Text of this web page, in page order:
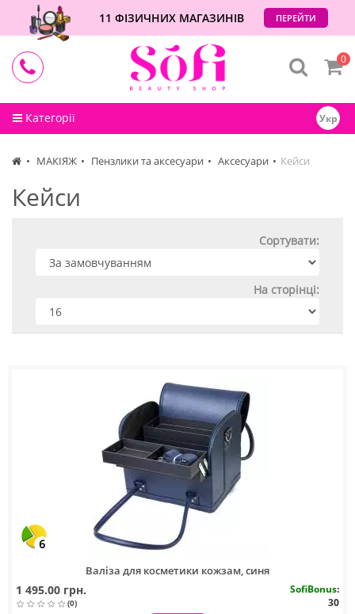
11 ФІЗИЧНИХ МАГАЗИНІВ ПЕРЕЙТИ
Категорії Укр
0
МАКІЯЖ Пензлики та аксесуари Аксесуари Кейси
Кейси
Сортувати:
На сторінці:
6
Валіза для косметики кожзам, синя
1 495.00 грн.
(0)
SofiBonus:
30